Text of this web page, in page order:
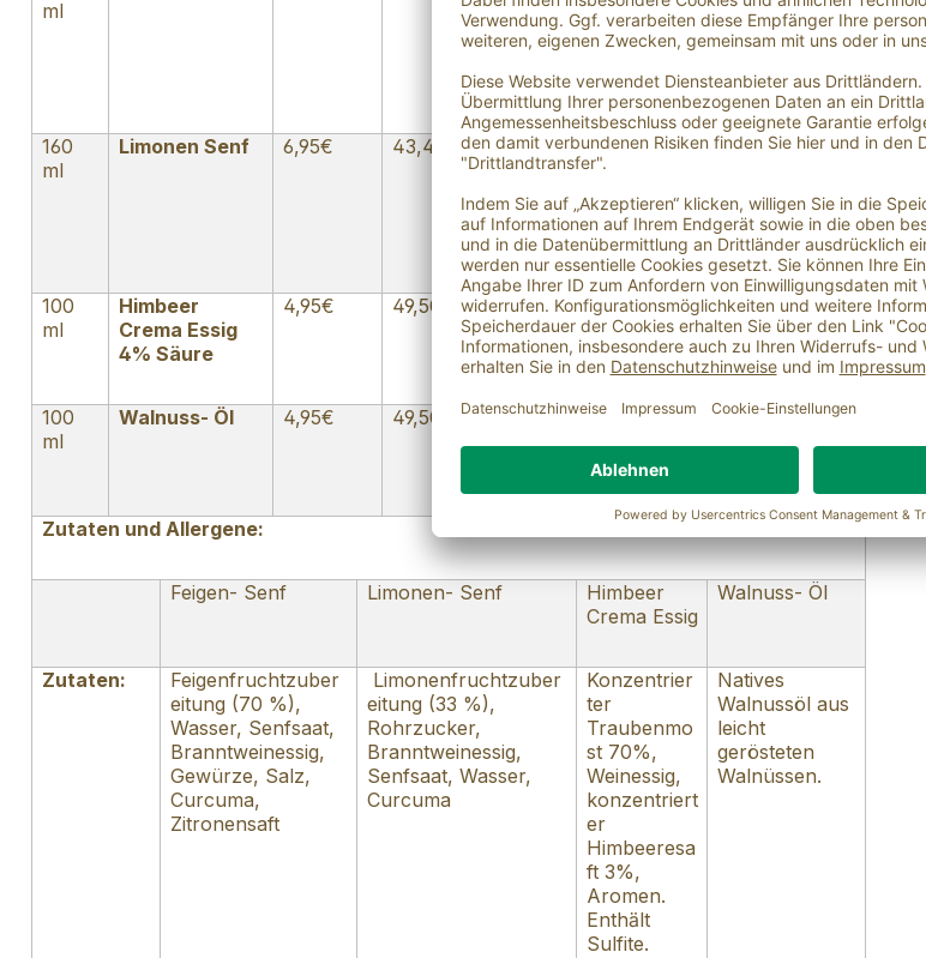
ml
Franchise
GmbH,Nibelungens
Bensheim
160
ml
Limonen Senf 6,95€ 43,44€ Deutschland
Essig, Öl & Co.
GmbH,Nibelungens
traße 307, 64625
Bensheim
100
ml
Himbeer
Crema Essig
4% Säure
4,95€ 49,50€ Deutschland
Würzwerk, Konrad-
Zuse-Straße 3,
54552 Nerdlen
100
ml
Walnuss- Öl 4,95€ 49,50€ Frankreich
Laux GmbH,
Europa-Allee 29, D-
Zutaten und Allergene:
Feigen- Senf Limonen- Senf
Himbeer
Crema Essig
Walnuss- Öl
Zutaten:
Feigenfruchtzuber
eitung (70 %),
Wasser, Senfsaat,
Branntweinessig,
Gewürze, Salz,
Curcuma,
Zitronensaft
Limonenfruchtzuber
eitung (33 %),
Rohrzucker,
Branntweinessig,
Senfsaat, Wasser,
Curcuma
Konzentrier
ter
Traubenmo
st 70%,
Weinessig,
konzentriert
er
Himbeeresa
ft 3%,
Aromen.
Enthӓlt
Sulfite.
Natives
Walnussöl aus
leicht
gerösteten
Walnüssen.